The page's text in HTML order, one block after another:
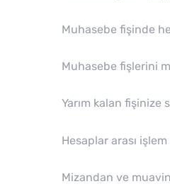
Muhasebe fişinde
Muhasebe fişlerini
Yarım kalan fişinize
Hesaplar arası işlem
Mizandan ve